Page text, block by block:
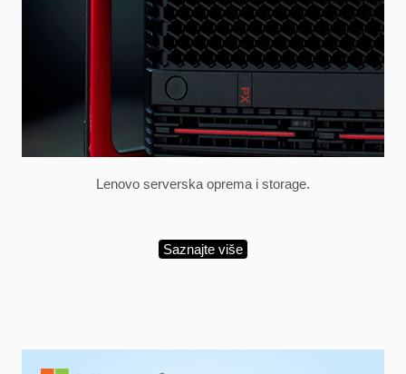
Lenovo serverska oprema i storage.
Saznajte više